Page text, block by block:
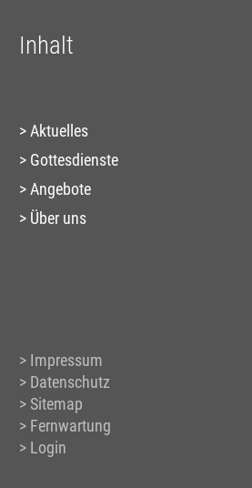
Inhalt
Aktuelles
Gottesdienste
Angebote
Über uns
Impressum
Datenschutz
Sitemap
Fernwartung
Login